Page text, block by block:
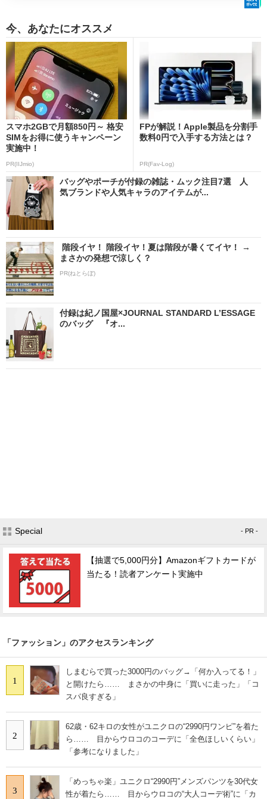
今、あなたにオススメ
スマホ2GBで月額850円～ 格安
SIMをお得に使うキャンペーン
実施中！
PR(IIJmio)
FPが解説！Apple製品を分割手
数料0円で入手する方法とは？
PR(Fav-Log)
バッグやポーチが付録の雑誌・ムック注目7選 人
気ブランドや人気キャラのアイテムが...
階段イヤ！ 階段イヤ！夏は階段が暑くてイヤ！ →
まさかの発想で涼しく？
PR(ねとらぼ)
付録は紀ノ国屋×JOURNAL STANDARD L’ESSAGE
のバッグ 『オ...
Special - PR -
【抽選で5,000円分】Amazonギフトカードが
当たる！読者アンケート実施中
「ファッション」のアクセスランキング
1
しまむらで買った3000円のバッグ→「何か入ってる！」
と開けたら…… まさかの中身に「買いに走った」「コ
スパ良すぎる」
2
62歳・62キロの女性がユニクロの“2990円ワンピ”を着た
ら…… 目からウロコのコーデに「全色ほしいくらい」
「参考になりました」
3
「めっちゃ楽」ユニクロ“2990円”メンズパンツを30代女
性が着たら…… 目からウロコの“大人コーデ術”に「カ